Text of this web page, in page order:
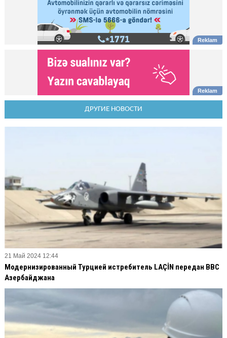
ДРУГИЕ НОВОСТИ
21 Май 2024 12:44
Модернизированный Турцией истребитель LAÇİN передан ВВС
Азербайджана